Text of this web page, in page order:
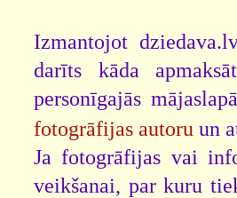
Izmantojot
darīts kāda
personīgajās
fotogrāfijas autoru un
Ja fotogrāfijas vai
veikšanai, par kuru